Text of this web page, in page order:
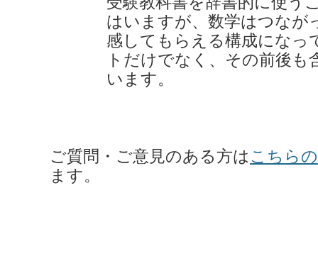
はいますが、数学はつなが
感してもらえる構成になっ
トだけでなく、その前後
います。
ご質問・ご意見のある方は こちら
ます。